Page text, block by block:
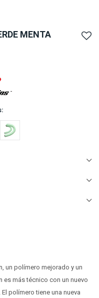
MENTA
un polímero mejorado y un
es más técnico con un nuevo
polímero tiene una nueva